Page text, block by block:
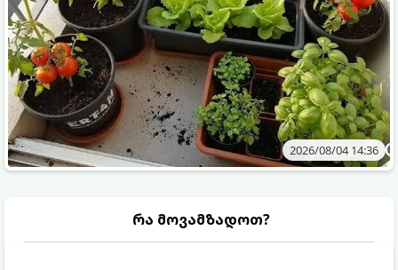
2026/08/04 14:36
რა მოვამზადოთ?